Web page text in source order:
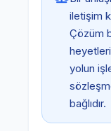
iletişim
Çözüm
yolun
bağlıdır.